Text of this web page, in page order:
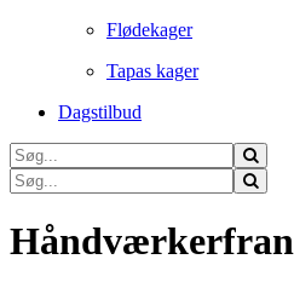
Flødekager
Tapas kager
Dagstilbud